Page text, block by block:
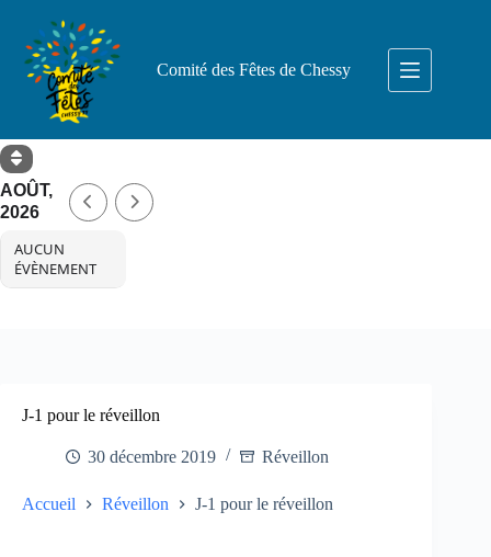
contenu
Comité des Fêtes de Chessy
AOÛT,
2026
AUCUN
ÉVÈNEMENT
J-1 pour le réveillon
30 décembre 2019 Réveillon
Accueil Réveillon J-1 pour le réveillon